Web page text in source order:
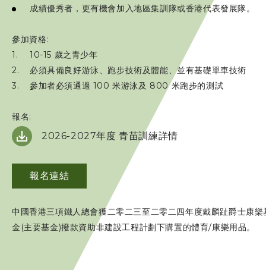
成績優秀者，更有機會加入地區集訓隊或香港代表發展隊。
參加資格:
10-15 歲之青少年
必須具備良好游泳、跑步技術及體能、並有基礎單車技術
參加者必須通過 100 米游泳及 800 米跑步的測試
報名:
2026-2027年度 青苗訓練詳情
報名連結
中國香港三項鐵人總會獲二零二三至二零二四年度戴麟趾爵士康樂
金(主要基金)撥款資助非建設工程計劃下購置的體育/康樂用品。